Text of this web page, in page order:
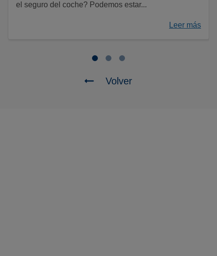
el seguro del coche? Podemos estar...
Leer más
Volver